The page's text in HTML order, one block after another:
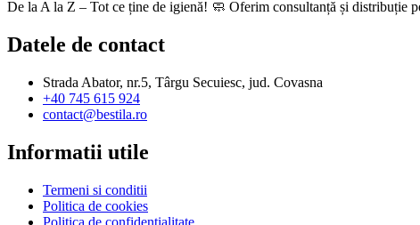
De la A la Z – Tot ce ține de igienă! 🧼 Oferim consultanță și distribuție
Datele de contact
Strada Abator, nr.5, Târgu Secuiesc, jud. Covasna
+40 745 615 924
contact@bestila.ro
Informatii utile
Termeni si conditii
Politica de cookies
Politica de confidentialitate